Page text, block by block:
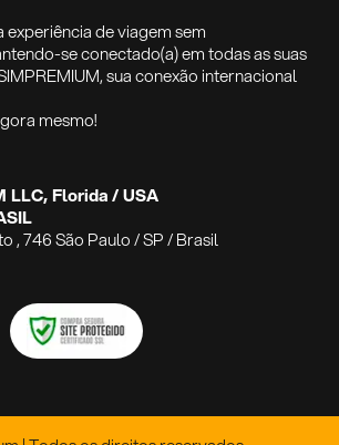
experiência de viagem sem
se conectado(a) em todas as suas
sua conexão internacional
mesmo!
LLC, Florida / USA
, 746 São Paulo / SP / Brasil